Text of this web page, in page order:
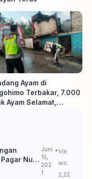
Ayam di
Terbakar, 7.000
Ayam Selamat,
Nusa
Juni
15,
202
1
Vie
ws:
2,22